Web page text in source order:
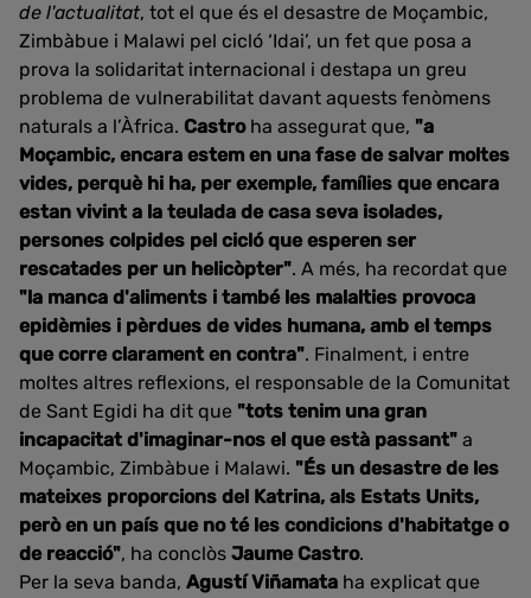
de l'actualitat, tot el que és el desastre de Moçambic,
Zimbàbue i Malawi pel cicló ‘Idai’, un fet que posa a
prova la solidaritat internacional i destapa un greu
problema de vulnerabilitat davant aquests fenòmens
naturals a l’Àfrica. Castroha assegurat que, "a
Moçambic, encara estem en una fase de salvar moltes
vides, perquè hi ha, per exemple, famílies que encara
estan vivint a la teulada de casa seva isolades,
persones colpides pel cicló que esperen ser
rescatades per un helicòpter". A més, ha recordat que
"la manca d'aliments i també les malalties provoca
epidèmies i pèrdues de vides humana, amb el temps
que corre clarament en contra". Finalment, i entre
moltes altres reflexions, el responsable de la Comunitat
de Sant Egidi ha dit que "tots tenim una gran
incapacitat d'imaginar-nos el que està passant" a
Moçambic, Zimbàbue i Malawi. "És un desastre de les
mateixes proporcions del Katrina, als Estats Units,
però en un país que no té les condicions d'habitatge o
de reacció", ha conclòs Jaume Castro.
Per la seva banda, Agustí Viñamata ha explicat que